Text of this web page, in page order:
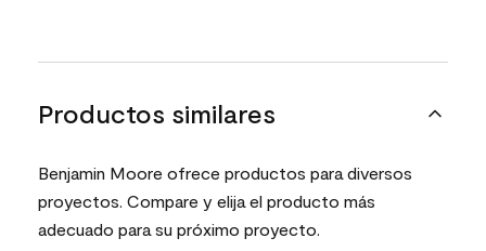
Productos similares
Benjamin Moore ofrece productos para diversos
proyectos. Compare y elija el producto más
adecuado para su próximo proyecto.